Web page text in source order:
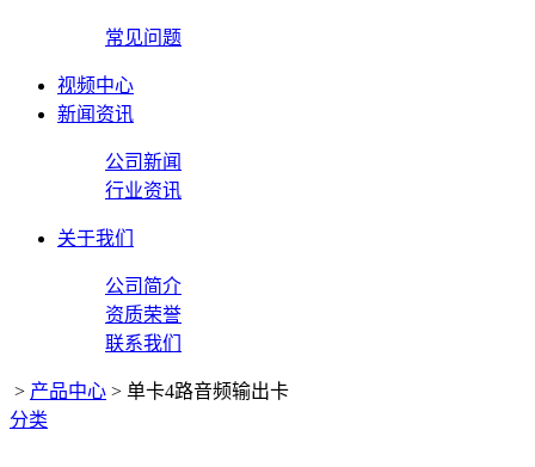
常见问题
视频中心
新闻资讯
公司新闻
行业资讯
关于我们
公司简介
资质荣誉
联系我们
> 产品中心 > 单卡4路音频输出卡
分类